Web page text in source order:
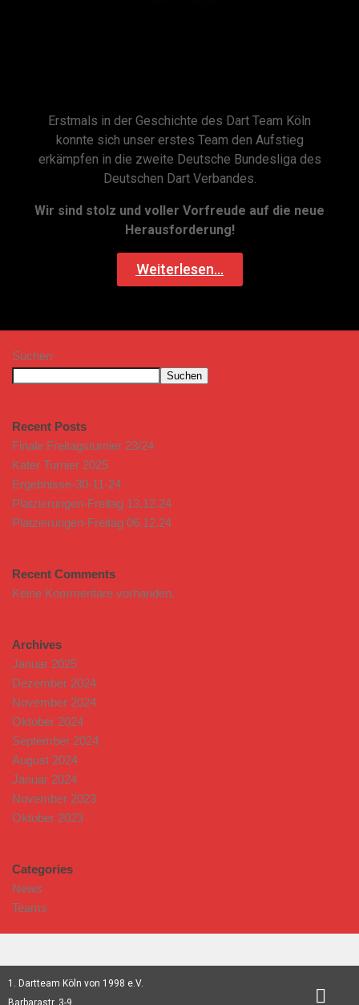
Erstmals in der Geschichte des Dart Team Köln
konnte sich unser erstes Team den Aufstieg
erkämpfen in die zweite Deutsche Bundesliga des
Deutschen Dart Verbandes.
Wir sind stolz und voller Vorfreude auf die neue
Herausforderung!
Weiterlesen...
Suchen
Suchen
Recent Posts
Finale Freitagsturnier 23/24
Kater Turnier 2025
Ergebnisse-30-11-24
Platzierungen-Freitag 13.12.24
Platzierungen-Freitag 06.12.24
Recent Comments
Keine Kommentare vorhanden.
Archives
Januar 2025
Dezember 2024
November 2024
Oktober 2024
September 2024
August 2024
Januar 2024
November 2023
Oktober 2023
Categories
News
Teams
1. Dartteam Köln von 1998 e.V.
Barbarastr. 3-9